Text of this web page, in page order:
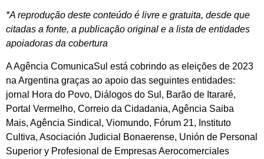
*A reprodução deste conteúdo é livre e gratuita, desde que
citadas a fonte, a publicação original e a lista de entidades
apoiadoras da cobertura
A Agência ComunicaSul está cobrindo as eleições de 2023
na Argentina graças ao apoio das seguintes entidades:
jornal Hora do Povo, Diálogos do Sul, Barão de Itararé,
Portal Vermelho, Correio da Cidadania, Agência Saiba
Mais, Agência Sindical, Viomundo, Fórum 21, Instituto
Cultiva, Asociación Judicial Bonaerense, Unión de Personal
Superior y Profesional de Empresas Aerocomerciales